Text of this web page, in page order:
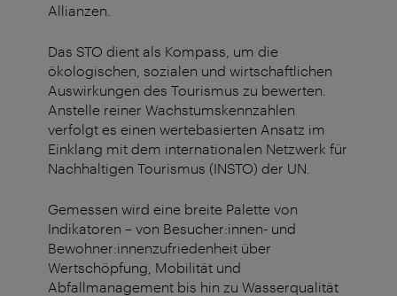
Allianzen.
Das STO dient als Kompass, um die
ökologischen, sozialen und wirtschaftlichen
Auswirkungen des Tourismus zu bewerten.
Anstelle reiner Wachstumskennzahlen
verfolgt es einen wertebasierten Ansatz im
Einklang mit dem internationalen Netzwerk für
Nachhaltigen Tourismus (INSTO) der UN.
Gemessen wird eine breite Palette von
Indikatoren – von Besucher:innen- und
Bewohner:innenzufriedenheit über
Wertschöpfung, Mobilität und
Abfallmanagement bis hin zu Wasserqualität